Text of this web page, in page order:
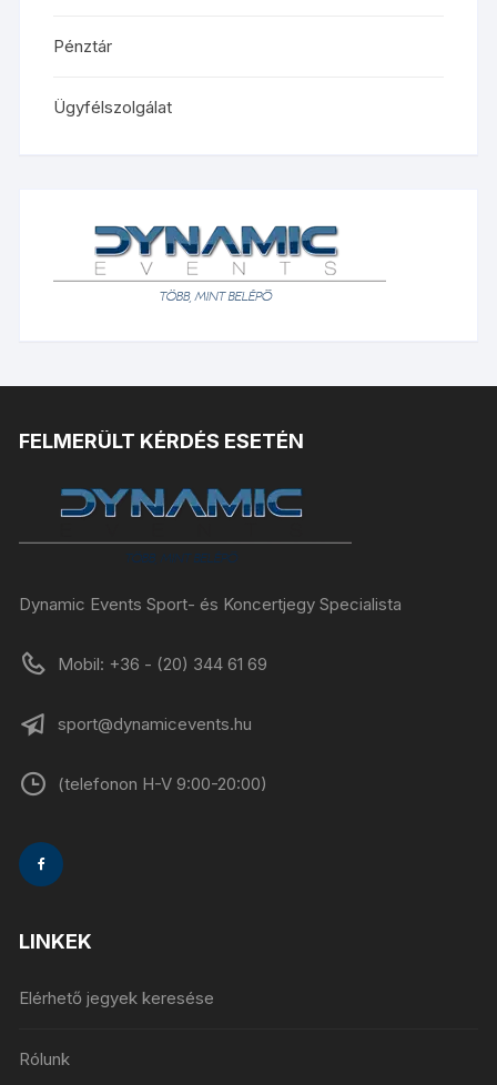
Pénztár
Ügyfélszolgálat
FELMERÜLT KÉRDÉS ESETÉN
Dynamic Events Sport- és Koncertjegy Specialista
Mobil: +36 - (20) 344 61 69
sport@dynamicevents.hu
(telefonon H-V 9:00-20:00)
LINKEK
Elérhető jegyek keresése
Rólunk